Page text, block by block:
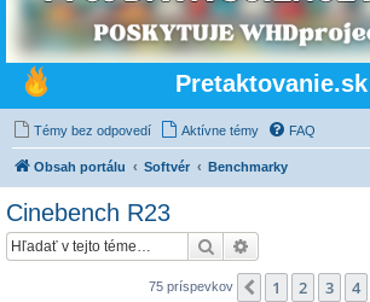
Pretaktovanie.sk
Témy bez odpovedí Aktívne témy FAQ
Obsah portálu Softvér Benchmarky
Cinebench R23
Hľadať
75 príspevkov Predchádzajúci
1 2 3 4